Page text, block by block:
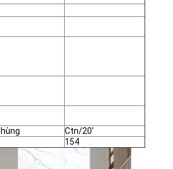
Ctn/20'
154